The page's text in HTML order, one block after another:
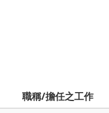
職稱/擔任之工作